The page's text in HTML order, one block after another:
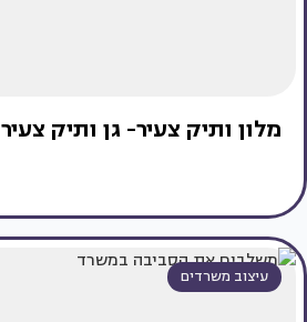
מלון ותיק צעיר- גן ותיק צעיר
עיצוב משרדים